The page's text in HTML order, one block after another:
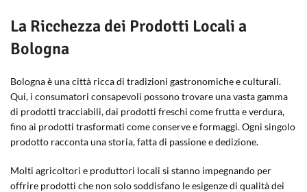
La Ricchezza dei Prodotti Locali a
Bologna
Bologna è una città ricca di tradizioni gastronomiche e culturali.
Qui, i consumatori consapevoli possono trovare una vasta gamma
di prodotti tracciabili, dai prodotti freschi come frutta e verdura,
fino ai prodotti trasformati come conserve e formaggi. Ogni singolo
prodotto racconta una storia, fatta di passione e dedizione.
Molti agricoltori e produttori locali si stanno impegnando per
offrire prodotti che non solo soddisfano le esigenze di qualità dei